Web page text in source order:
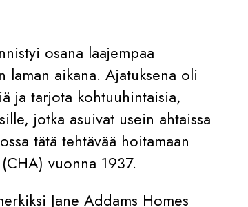
osana laajempaa
laman aikana. Ajatuksena oli
ja tarjota kohtuuhintaisia,
jotka asuivat usein ahtaissa
tätä tehtävää hoitamaan
vuonna 1937.
Jane Addams Homes